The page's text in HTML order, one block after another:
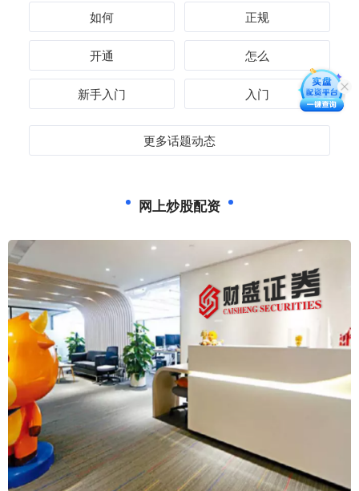
如何 正规
开通 怎么
新手入门 入门
更多话题动态
网上炒股配资